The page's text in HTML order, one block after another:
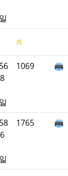
1069
1765